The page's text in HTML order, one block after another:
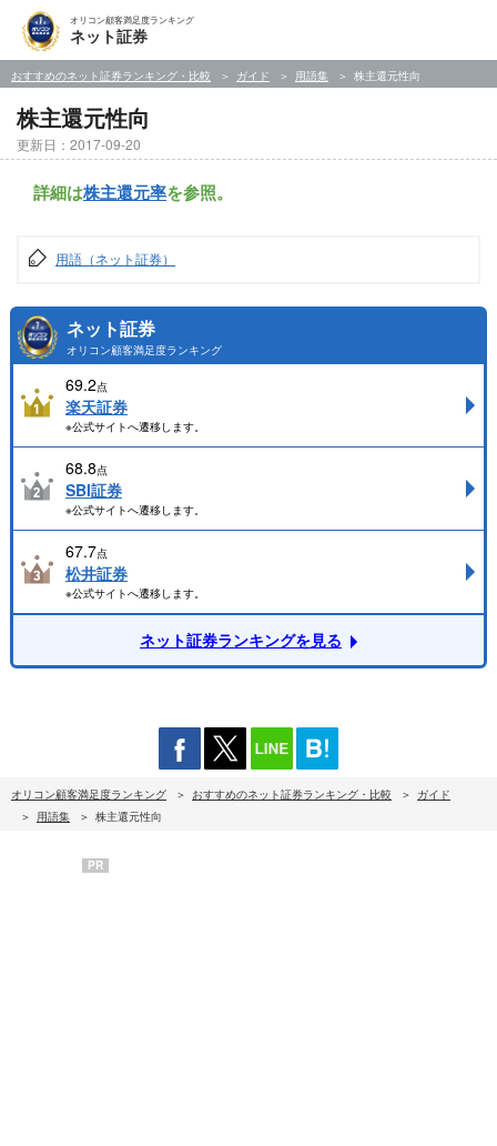
オリコン顧客満足度ランキング
ネット証券
おすすめのネット証券ランキング・比較 ガイド 用語集 株主還元性向
株主還元性向
更新日：2017-09-20
詳細は株主還元率を参照。
用語（ネット証券）
ネット証券
オリコン顧客満足度ランキング
69.2点
楽天証券
※公式サイトへ遷移します。
68.8点
SBI証券
※公式サイトへ遷移します。
67.7点
松井証券
※公式サイトへ遷移します。
ネット証券ランキングを見る
オリコン顧客満足度ランキング おすすめのネット証券ランキング・比較
ガイド
用語集
株主還元性向
PR